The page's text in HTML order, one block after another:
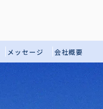
メッセージ 会社概要